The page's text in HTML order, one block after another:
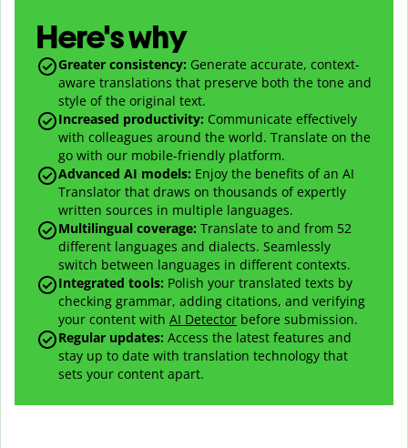
Here's why
Greater consistency: Generate accurate, context-
aware translations that preserve both the tone and
style of the original text.
Increased productivity: Communicate effectively
with colleagues around the world. Translate on the
go with our mobile-friendly platform.
Advanced AI models: Enjoy the benefits of an AI
Translator that draws on thousands of expertly
written sources in multiple languages.
Multilingual coverage: Translate to and from 52
different languages and dialects. Seamlessly
switch between languages in different contexts.
Integrated tools: Polish your translated texts by
checking grammar, adding citations, and verifying
your content with AI Detector before submission.
Regular updates: Access the latest features and
stay up to date with translation technology that
sets your content apart.